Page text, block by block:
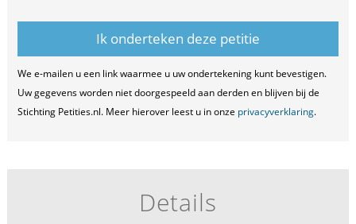
We e-mailen u een link waarmee u uw ondertekening kunt bevestigen.
Uw gegevens worden niet doorgespeeld aan derden en blijven bij de
Stichting Petities.nl. Meer hierover leest u in onze privacyverklaring.
Details